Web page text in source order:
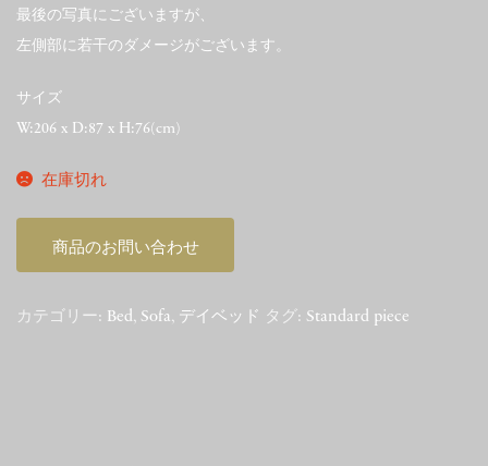
最後の写真にございますが、
左側部に若干のダメージがございます。
サイズ
W:206 x D:87 x H:76(cm)
在庫切れ
商品のお問い合わせ
カテゴリー: Bed, Sofa, デイベッド タグ: Standard piece